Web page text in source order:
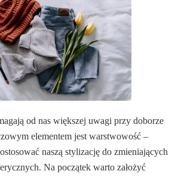
od nas większej uwagi przy doborze
elementem jest warstwowość –
naszą stylizację do zmieniających
Na początek warto założyć